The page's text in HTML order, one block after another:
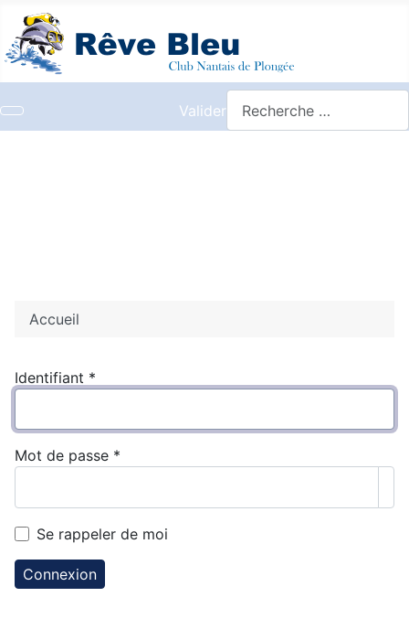
Valider
Accueil
Identifiant *
Mot de passe *
Se rappeler de moi
Connexion